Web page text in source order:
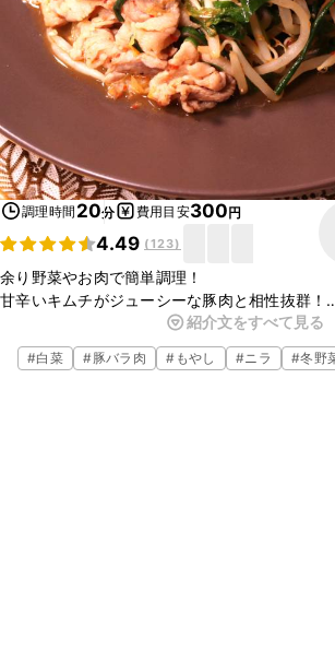
調理時間 20分 費用目安300円
4.49 (123)
余り野菜やお肉で簡単調理！
甘辛いキムチがジューシーな豚肉と相性抜群！
昼食や夕食にもお召し上がり頂け、ご飯がモリ
す！
ご飯と別で食べても、丼にして食べても！
紹介文をすべて見る
#白菜 #豚バラ肉 # もやし #ニラ #冬野